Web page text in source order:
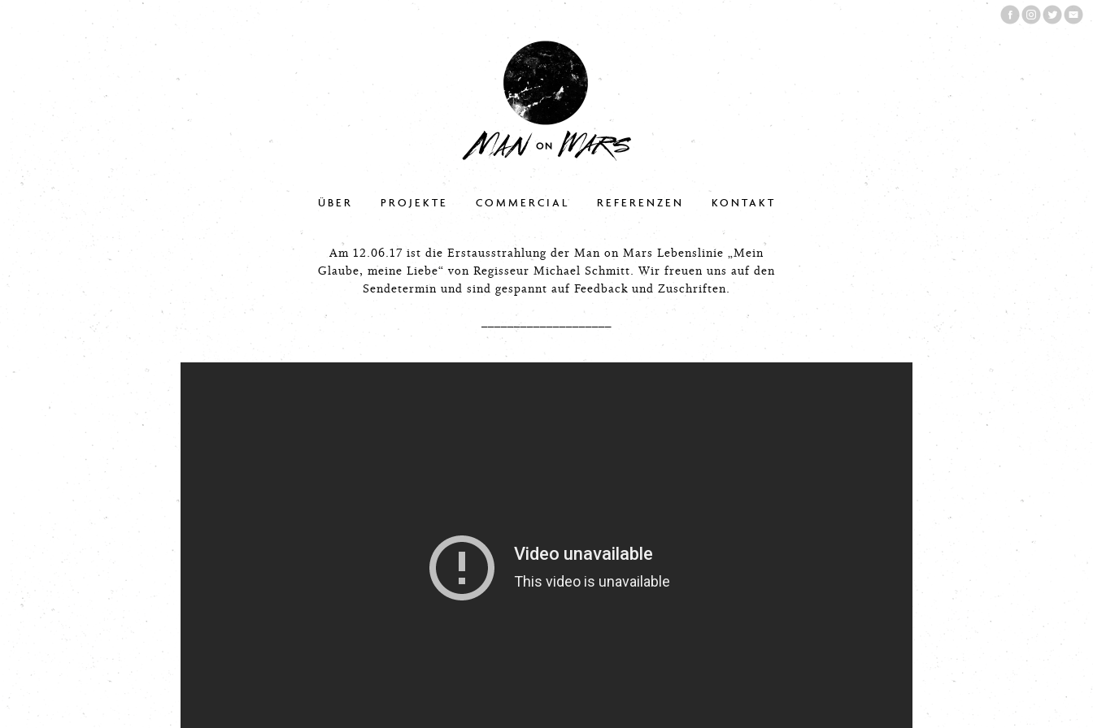
ÜBER PROJEKTE COMMERCIAL REFERENZEN KONTAKT
Am 12.06.17 ist die Erstausstrahlung der Man on Mars Lebenslinie „Mein
Glaube, meine Liebe“ von Regisseur Michael Schmitt. Wir freuen uns auf den
Sendetermin und sind gespannt auf Feedback und Zuschriften.
____________________